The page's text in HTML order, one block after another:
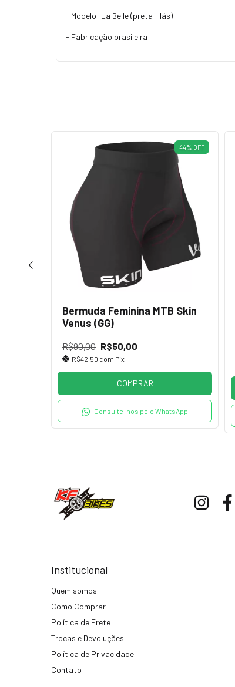
- Modelo: La Belle (preta-lilás)
- Fabricação brasileira
44% OFF
Bermuda Feminina MTB Skin
Venus (GG)
R$90,00 R$50,00
R$42,50 com Pix
COMPRAR
Consulte-nos pelo WhatsApp
Institucional
Quem somos
Como Comprar
Política de Frete
Trocas e Devoluções
Política de Privacidade
Contato